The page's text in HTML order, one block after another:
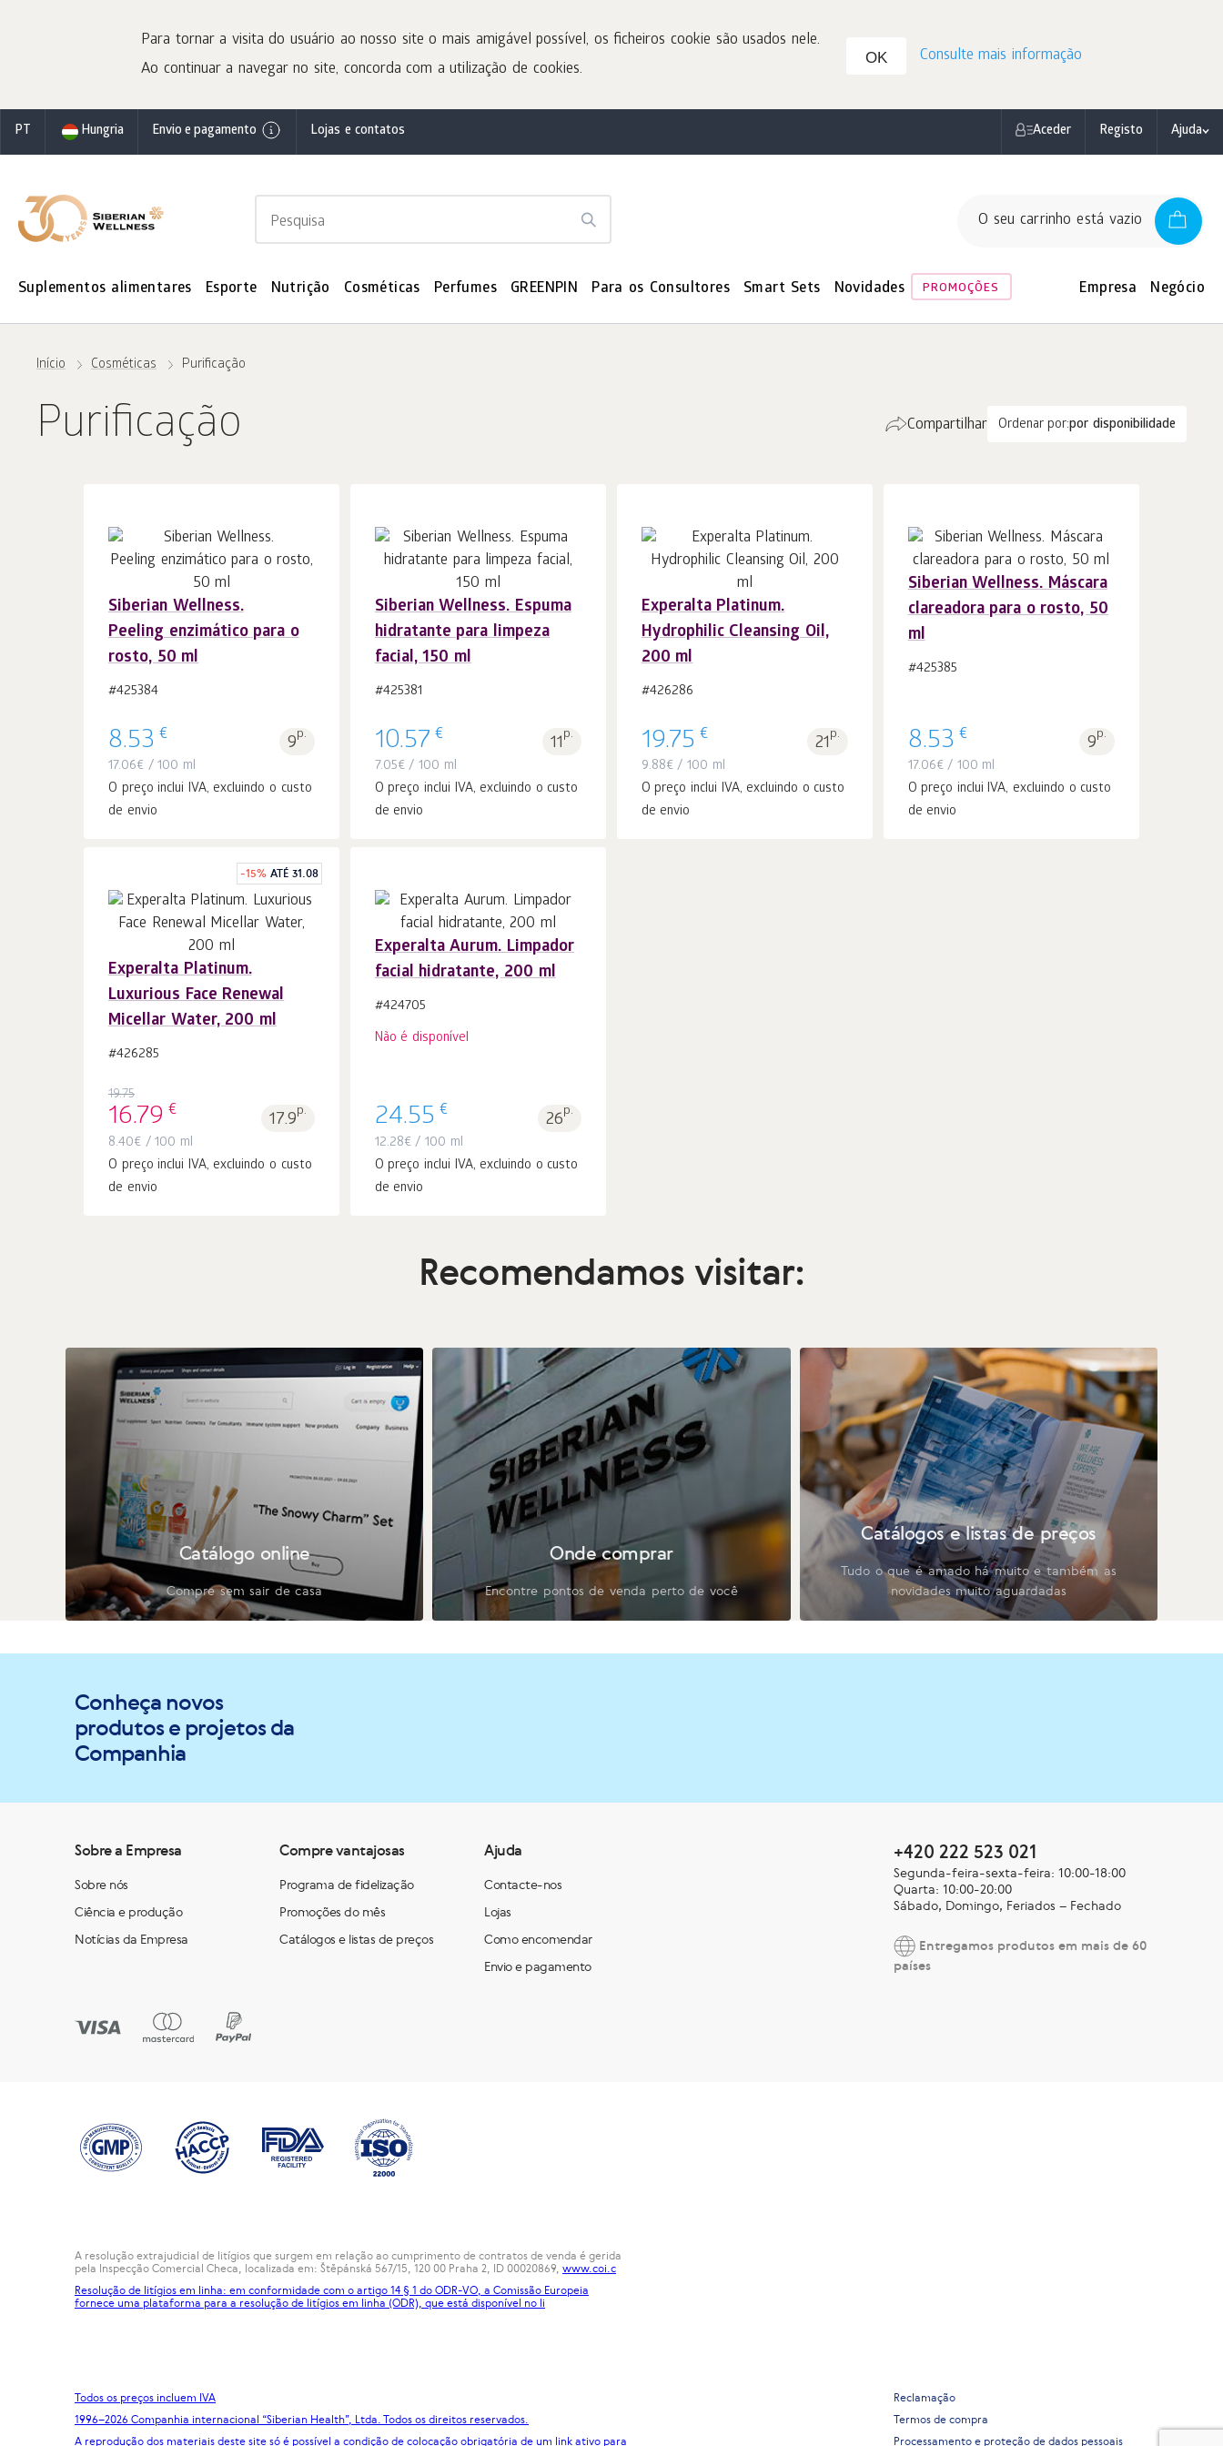
Para tornar a visita do usuário ao nosso site o mais amigável possível, os ficheiros cookie são usados nele.
Ao continuar a navegar no site, concorda com a utilização de cookies.
OK Consulte mais informação
PT Hungria Envio e pagamento Lojas e contatos Aceder Registo Ajuda
O seu carrinho está vazio
Suplementos alimentares Esporte Nutrição Cosméticas Perfumes GREENPIN Para os Consultores Smart Sets Novidades PROMOÇÕES Empresa Negócio
Início Cosméticas Purificação
Purificação Ordenar por:por disponibilidade
Compartilhar
Siberian Wellness.
Peeling enzimático para o
rosto, 50 ml
#425384
8.53 € 9p.
17.06€ / 100 ml
O preço inclui IVA, excluindo o custo
de envio
Ao carrinho
1
peças
Siberian Wellness. Espuma
hidratante para limpeza
facial, 150 ml
#425381
10.57 € 11p.
7.05€/ 100 ml
O preço inclui IVA, excluindo o custo
de envio
Ao carrinho
1
peças
Experalta Platinum.
Hydrophilic Cleansing Oil,
200 ml
#426286
19.75 € 21p.
9.88€/ 100 ml
O preço inclui IVA, excluindo o custo
de envio
Ao carrinho
1
peças
Siberian Wellness. Máscara
clareadora para o rosto, 50
ml
#425385
8.53 € 9p.
17.06€/ 100 ml
O preço inclui IVA, excluindo o custo
de envio
-15% ATÉ 31.08
Experalta Platinum.
Luxurious Face Renewal
Micellar Water, 200 ml
#426285
19.75
16.79 € 17.9p.
8.40€ / 100 ml
O preço inclui IVA, excluindo o custo
de envio
Ao carrinho
1
peças
Experalta Aurum. Limpador
facial hidratante, 200 ml
#424705
Não é disponível
24.55 € 26p.
12.28€/ 100 ml
O preço inclui IVA, excluindo o custo
de envio
Recomendamos visitar:
Catálogo online
Compre sem sair de casa
Onde comprar
Encontre pontos de venda perto de você
Catálogos e listas de preços
Tudo o que é amado há muito e também as
novidades muito aguardadas
Conheça novos
produtos e projetos da
Companhia
Sobre a Empresa
Sobre nós
Ciência e produção
Notícias da Empresa
Compre vantajosas
Programa de fidelização
Promoções do mês
Catálogos e listas de preços
Ajuda
Contacte-nos
Lojas
Como encomendar
Envio e pagamento
+420 222 523 021
Segunda-feira-sexta-feira: 10:00-18:00
Quarta: 10:00-20:00
Sábado, Domingo, Feriados – Fechado
Entregamos produtos em mais de 60
países
A resolução extrajudicial de litígios que surgem em relação ao cumprimento de contratos de venda é gerida
pela Inspecção Comercial Checa, localizada em: Štěpánská 567/15, 120 00 Praha 2, ID 00020869, www.coi.c
Resolução de litígios em linha: em conformidade com o artigo 14 § 1 do ODR-VO, a Comissão Europeia
fornece uma plataforma para a resolução de litígios em linha (ODR), que está disponível no li
Todos os preços incluem IVA
1996–2026 Companhia internacional “Siberian Health”, Ltda. Todos os direitos reservados.
A reprodução dos materiais deste site só é possível a condição de colocação obrigatória de um link ativo para
Reclamação
Termos de compra
Processamento e proteção de dados pessoais